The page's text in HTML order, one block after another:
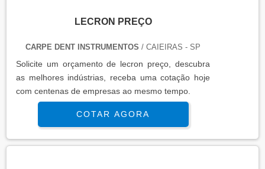
LECRON PREÇO
CARPE DENT INSTRUMENTOS / CAIEIRAS - SP
Solicite um orçamento de lecron preço, descubra
as melhores indústrias, receba uma cotação hoje
com centenas de empresas ao mesmo tempo.
COTAR AGORA